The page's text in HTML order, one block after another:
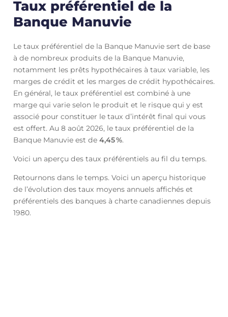
Taux préférentiel de la
Banque Manuvie
Le taux préférentiel de la Banque Manuvie sert de base
à de nombreux produits de la Banque Manuvie,
notamment les prêts hypothécaires à taux variable, les
marges de crédit et les marges de crédit hypothécaires.
En général, le taux préférentiel est combiné à une
marge qui varie selon le produit et le risque qui y est
associé pour constituer le taux d’intérêt final qui vous
est offert. Au 8 août 2026, le taux préférentiel de la
Banque Manuvie est de 4,45%.
Voici un aperçu des taux préférentiels au fil du temps.
Retournons dans le temps. Voici un aperçu historique
de l’évolution des taux moyens annuels affichés et
préférentiels des banques à charte canadiennes depuis
1980.